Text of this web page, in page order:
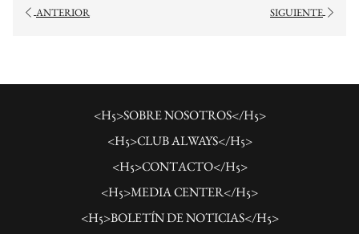
ANTERIOR SIGUIENTE
<H5>SOBRE NOSOTROS</H5>
<H5>CLUB ALWAYS</H5>
<H5>CONTACTO</H5>
<H5>MEDIA CENTER</H5>
<H5>BOLETÍN DE NOTICIAS</H5>